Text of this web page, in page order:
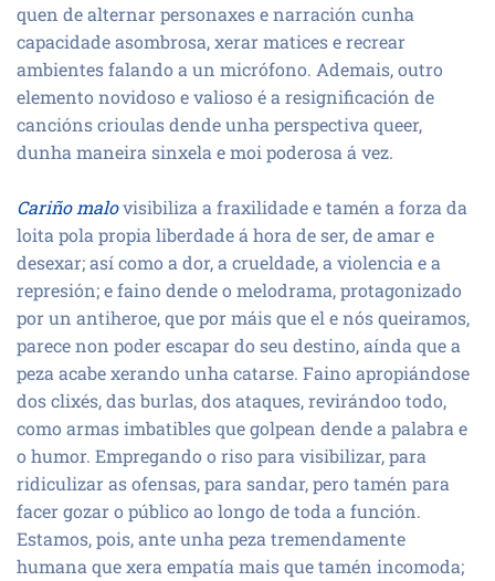
quen de alternar personaxes e narración cunha
capacidade asombrosa, xerar matices e recrear
ambientes falando a un micrófono. Ademais, outro
elemento novidoso e valioso é a resignificación de
cancións crioulas dende unha perspectiva queer,
dunha maneira sinxela e moi poderosa á vez.
Cariño malovisibiliza a fraxilidade e tamén a forza da
loita pola propia liberdade á hora de ser, de amar e
desexar; así como a dor, a crueldade, a violencia e a
represión; e faino dende o melodrama, protagonizado
por un antiheroe, que por máis que el e nós queiramos,
parece non poder escapar do seu destino, aínda que a
peza acabe xerando unha catarse. Faino apropiándose
dos clixés, das burlas, dos ataques, revirándoo todo,
como armas imbatibles que golpean dende a palabra e
o humor. Empregando o riso para visibilizar, para
ridiculizar as ofensas, para sandar, pero tamén para
facer gozar o público ao longo de toda a función.
Estamos, pois, ante unha peza tremendamente
humana que xera empatía mais que tamén incomoda;